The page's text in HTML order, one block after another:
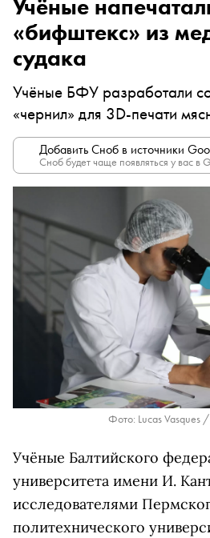
Учёные
«бифштекс» из
судака
Учёные БФУ разработали
«чернил» для 3D-печати
Добавить Сноб в источники
Сноб будет чаще появляться у вас в
Фото: Lucas Vasques
Учёные Балтийского
университета имени И.
исследователями
политехнического